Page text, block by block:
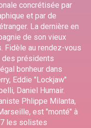
concrétisée par
et par de
La dernière en
de son vieux
Fidèle au rendez-vous
des présidents
bonheur dans
Eddie "Lockjaw"
Daniel Humair.
Phlippe Milanta,
est "monté" à
les solistes